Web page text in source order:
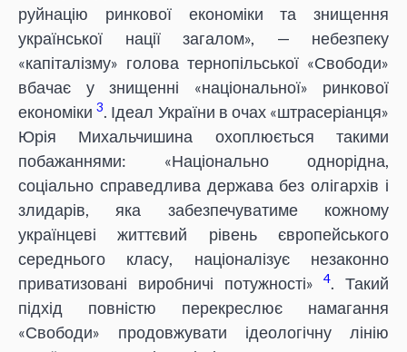
руйнацію ринкової економіки та знищення
української нації загалом», — небезпеку
«капіталізму» голова тернопільської «Свободи»
вбачає у знищенні «національної» ринкової
економіки3. Ідеал України в очах «штрасеріанця»
Юрія Михальчишина охоплюється такими
побажаннями: «Національно однорідна,
соціально справедлива держава без олігархів і
злидарів, яка забезпечуватиме кожному
українцеві життєвий рівень європейського
середнього класу, націоналізує незаконно
приватизовані виробничі потужності»4. Такий
підхід повністю перекреслює намагання
«Свободи» продовжувати ідеологічну лінію